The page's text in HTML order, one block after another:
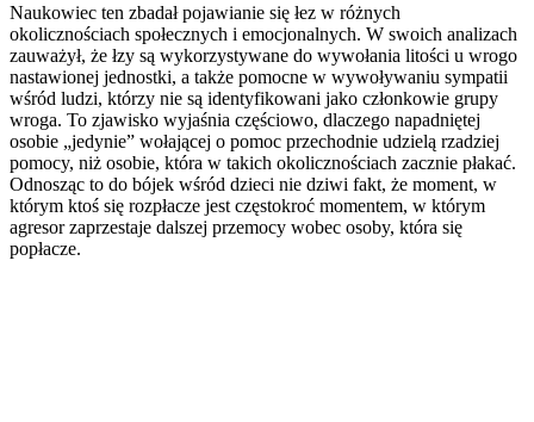
Naukowiec ten zbadał pojawianie się łez w różnych
okolicznościach społecznych i emocjonalnych. W swoich analizach
zauważył, że łzy są wykorzystywane do wywołania litości u wrogo
nastawionej jednostki, a także pomocne w wywoływaniu sympatii
wśród ludzi, którzy nie są identyfikowani jako członkowie grupy
wroga. To zjawisko wyjaśnia częściowo, dlaczego napadniętej
osobie „jedynie” wołającej o pomoc przechodnie udzielą rzadziej
pomocy, niż osobie, która w takich okolicznościach zacznie płakać.
Odnosząc to do bójek wśród dzieci nie dziwi fakt, że moment, w
którym ktoś się rozpłacze jest częstokroć momentem, w którym
agresor zaprzestaje dalszej przemocy wobec osoby, która się
popłacze.